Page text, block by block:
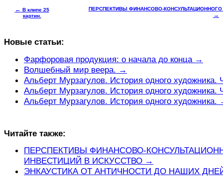
← В клипе 25
картин.
ПЕРСПЕКТИВЫ ФИНАНСОВО-
→
Новые статьи:
Фарфоровая продукция: о начала до конца →
Волшебный мир веера. →
Альберт Мурзагулов. История одного
Альберт Мурзагулов. История одного
Альберт Мурзагулов. История одного художника.
Читайте также:
ПЕРСПЕКТИВЫ ФИНАНСОВО-
ИНВЕСТИЦИЙ В ИСКУССТВО →
ЭНКАУСТИКА ОТ АНТИЧНОСТИ ДО НАШИХ